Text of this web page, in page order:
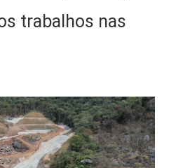
trabalhos nas